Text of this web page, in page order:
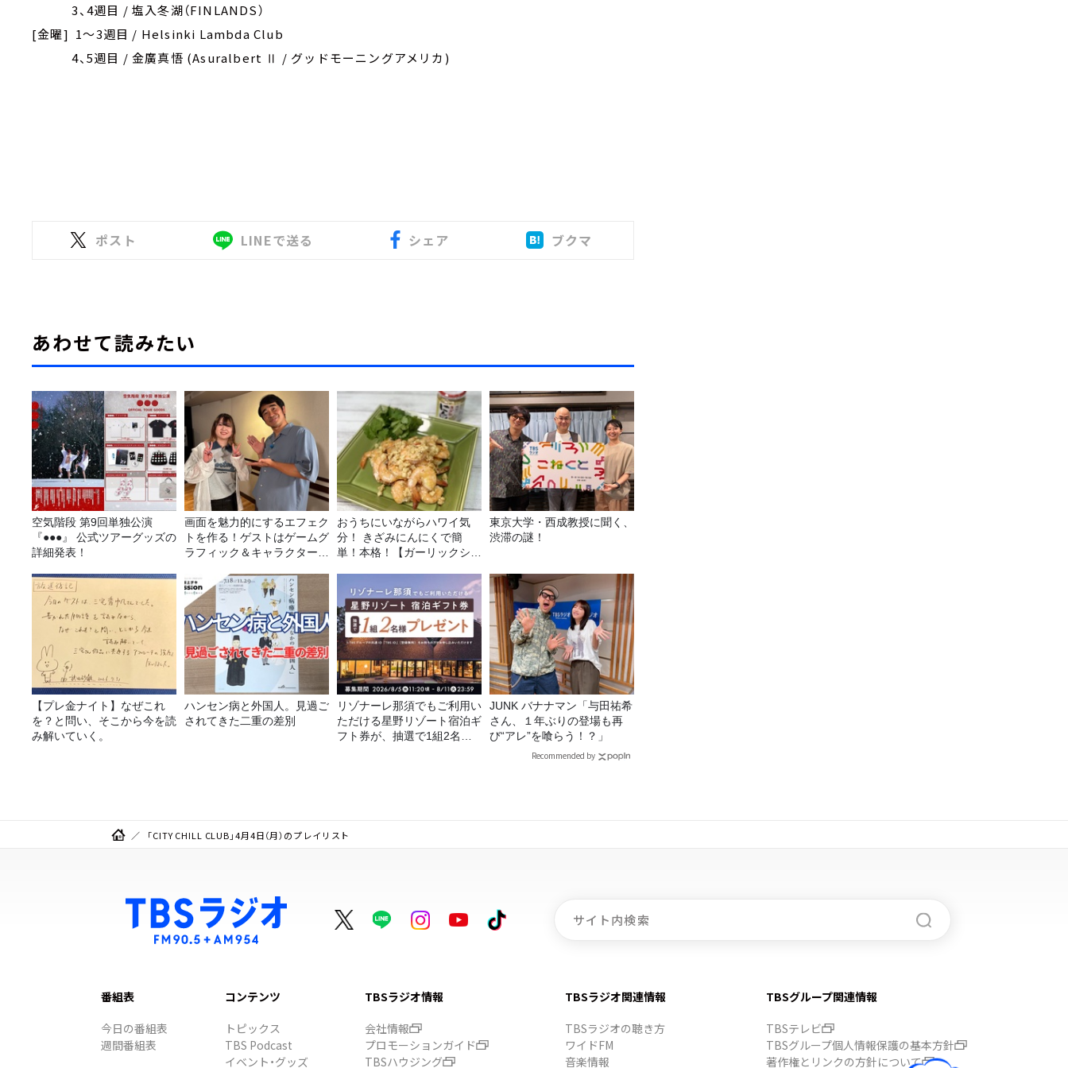
3、4週目 / 塩入冬湖（FINLANDS）
[金曜] 1～3週目 / Helsinki Lambda Club
4、5週目 / 金廣真悟 (Asuralbert Ⅱ / グッドモーニングアメリカ)
ポスト LINEで送る シェア ブクマ
あわせて読みたい
空気階段 第9回単独公演
『●●●』 公式ツアーグッズの
詳細発表！
画面を魅力的にするエフェク
トを作る！ゲストはゲームグ
ラフィック＆キャラクター専
おうちにいながらハワイ気
分！ きざみにんにくで簡
単！本格！【ガーリックシュ
東京大学・西成教授に聞く、
渋滞の謎！
【プレ金ナイト】なぜこれ
を？と問い、そこから今を読
み解いていく。
ハンセン病と外国人。見過ご
されてきた二重の差別
リゾナーレ那須でもご利用い
ただける星野リゾート宿泊ギ
フト券が、抽選で1組2名様
JUNK バナナマン「与田祐希
さん、１年ぶりの登場も再
び“アレ”を喰らう！？」
Recommended by
「CITY CHILL CLUB」4月4日（月）のプレイリスト
番組表
今日の番組表
週間番組表
コンテンツ
トピックス
TBS Podcast
イベント・グッズ
TBSラジオ情報
会社情報
プロモーションガイド
TBSハウジング
TBSラジオ関連情報
TBSラジオの聴き方
ワイドFM
音楽情報
TBSグループ関連情報
TBSテレビ
TBSグループ個人情報保護の基本方針
著作権とリンクの方針について